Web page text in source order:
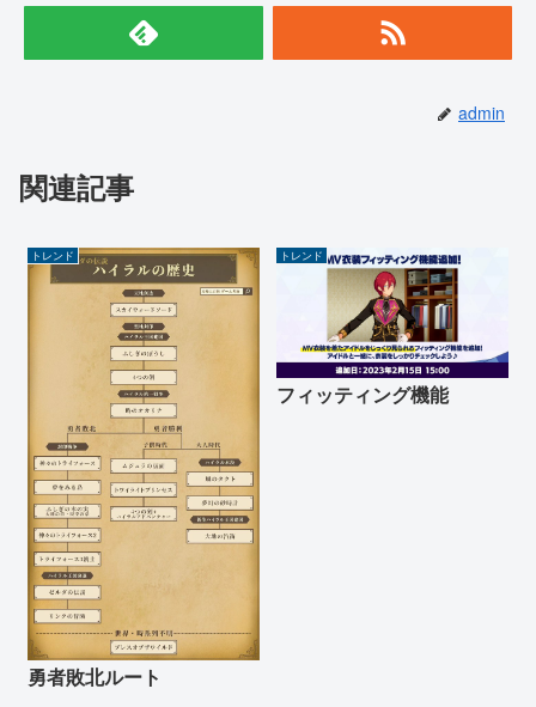
admin
関連記事
トレンド
勇者敗北ルート
トレンド
フィッティング機能